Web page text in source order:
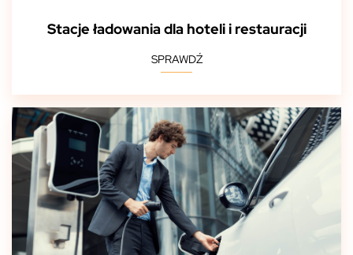
Stacje ładowania dla hoteli i restauracji
SPRAWDŹ